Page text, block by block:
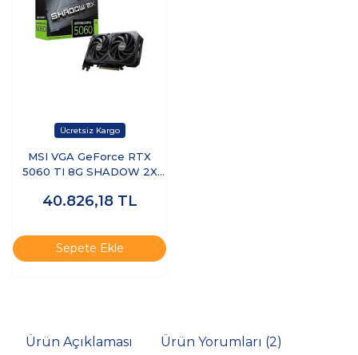
MSI VGA GeForce RTX
5060 TI 8G SHADOW 2X
GDDR7 128B DX12 PCIE 5.0
40.826,18 TL
Sepete Ekle
Ürün Açıklaması Ürün Yorumları (2)